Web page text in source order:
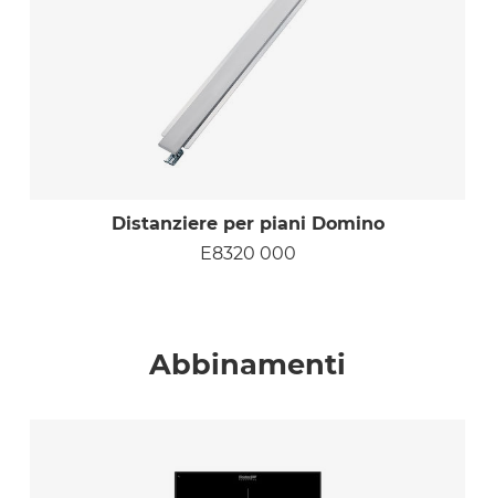
Distanziere per piani Domino
E8320 000
Abbinamenti